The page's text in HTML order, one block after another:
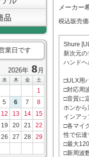
業日です
2026年 8 月
水 木 金 土
1
5 6 7
8
12 13 14
15
19 20 21
22
26 27 28
29
メーカー
税込販売
Shure
新次元の
ハンドヘ
□ULX用
□対応周
□音質に
ホンから
インアッ
□各マイ
性で伝達
□最大
□新周波